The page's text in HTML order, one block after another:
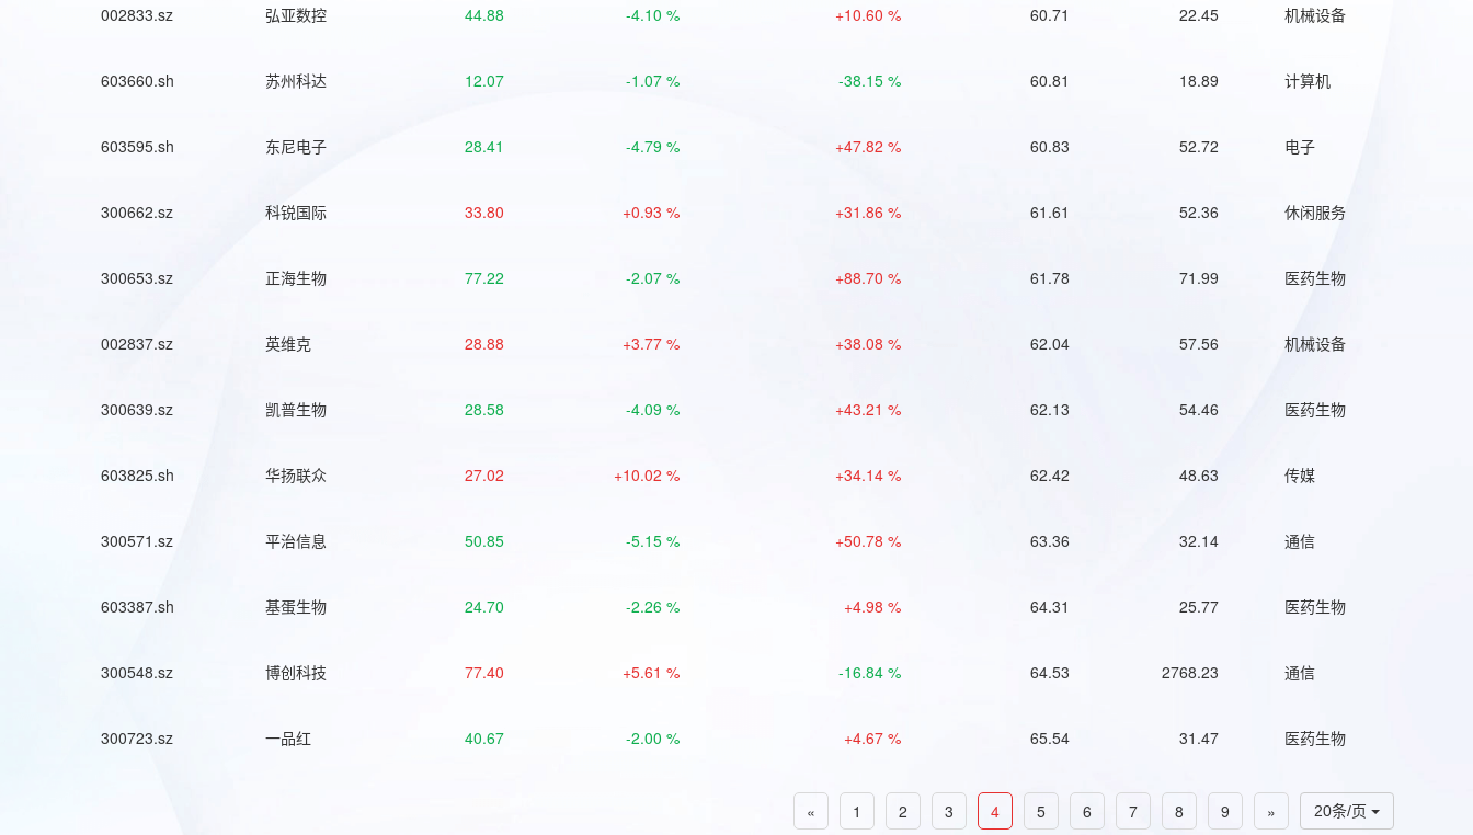
002833.sz 弘亚数控 44.88 -4.10 % +10.60 % 60.71 22.45 机械设备
603660.sh 苏州科达 12.07 -1.07 % -38.15 % 60.81 18.89 计算机
603595.sh 东尼电子 28.41 -4.79 % +47.82 % 60.83 52.72 电子
300662.sz 科锐国际 33.80 +0.93 % +31.86 % 61.61 52.36 休闲服务
300653.sz 正海生物 77.22 -2.07 % +88.70 % 61.78 71.99 医药生物
002837.sz 英维克 28.88 +3.77 % +38.08 % 62.04 57.56 机械设备
300639.sz 凯普生物 28.58 -4.09 % +43.21 % 62.13 54.46 医药生物
603825.sh 华扬联众 27.02 +10.02 % +34.14 % 62.42 48.63 传媒
300571.sz 平治信息 50.85 -5.15 % +50.78 % 63.36 32.14 通信
603387.sh 基蛋生物 24.70 -2.26 % +4.98 % 64.31 25.77 医药生物
300548.sz 博创科技 77.40 +5.61 % -16.84 % 64.53 2768.23 通信
300723.sz 一品红 40.67 -2.00 % +4.67 % 65.54 31.47 医药生物
20条/页
« 1 2 3 4 5 6 7 8 9 »